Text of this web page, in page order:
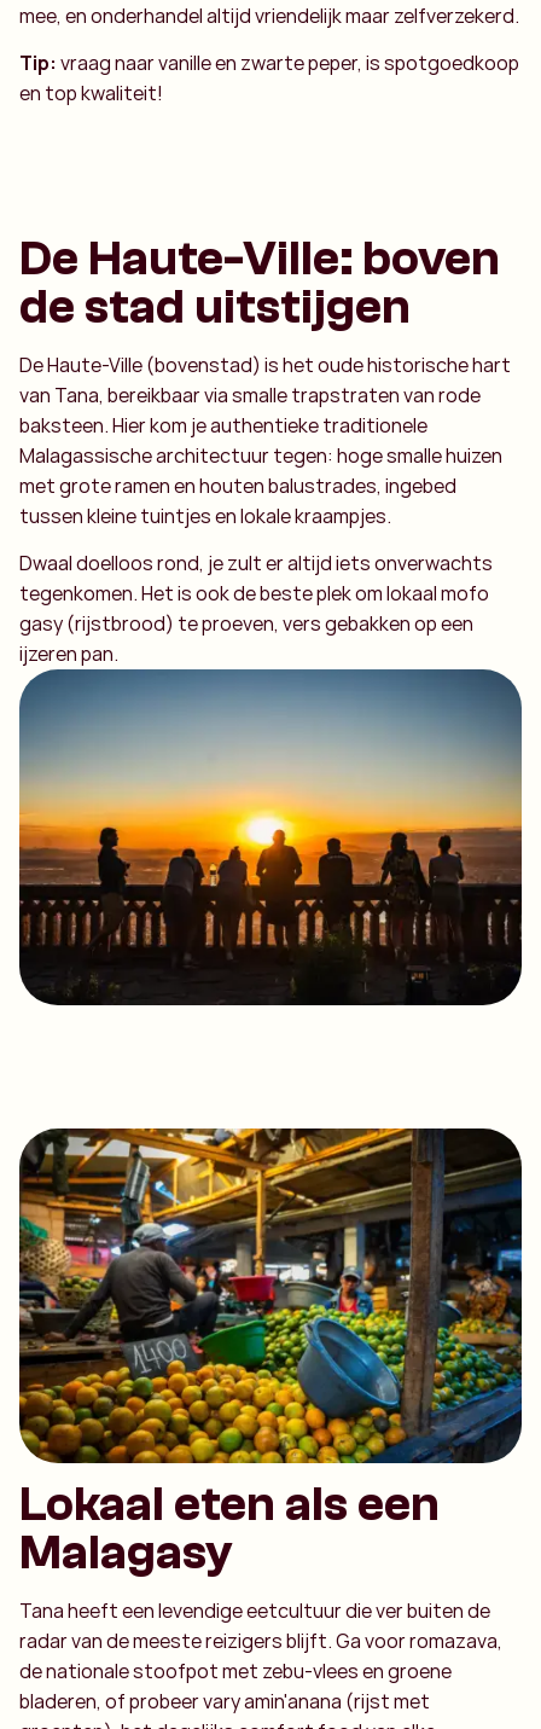
mee, en onderhandel altijd vriendelijk maar zelfverzekerd.
Tip: vraag naar vanille en zwarte peper, is spotgoedkoop
en top kwaliteit!
De Haute-Ville: boven
de stad uitstijgen
De Haute-Ville (bovenstad) is het oude historische hart
van Tana, bereikbaar via smalle trapstraten van rode
baksteen. Hier kom je authentieke traditionele
Malagassische architectuur tegen: hoge smalle huizen
met grote ramen en houten balustrades, ingebed
tussen kleine tuintjes en lokale kraampjes.
Dwaal doelloos rond, je zult er altijd iets onverwachts
tegenkomen. Het is ook de beste plek om lokaal mofo
gasy (rijstbrood) te proeven, vers gebakken op een
ijzeren pan.
Lokaal eten als een
Malagasy
Tana heeft een levendige eetcultuur die ver buiten de
radar van de meeste reizigers blijft. Ga voor romazava,
de nationale stoofpot met zebu-vlees en groene
bladeren, of probeer vary amin'anana (rijst met